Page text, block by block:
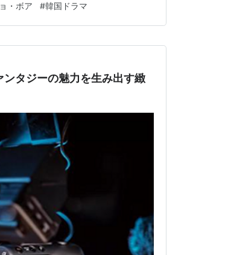
」と思うほど、 人間離れした色気が
・ボア #韓国ドラマ
ンタジーの魅力を生み出す緻